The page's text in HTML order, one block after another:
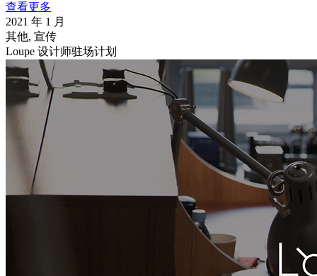
查看更多
2021 年 1 月
其他, 宣传
Loupe 设计师驻场计划